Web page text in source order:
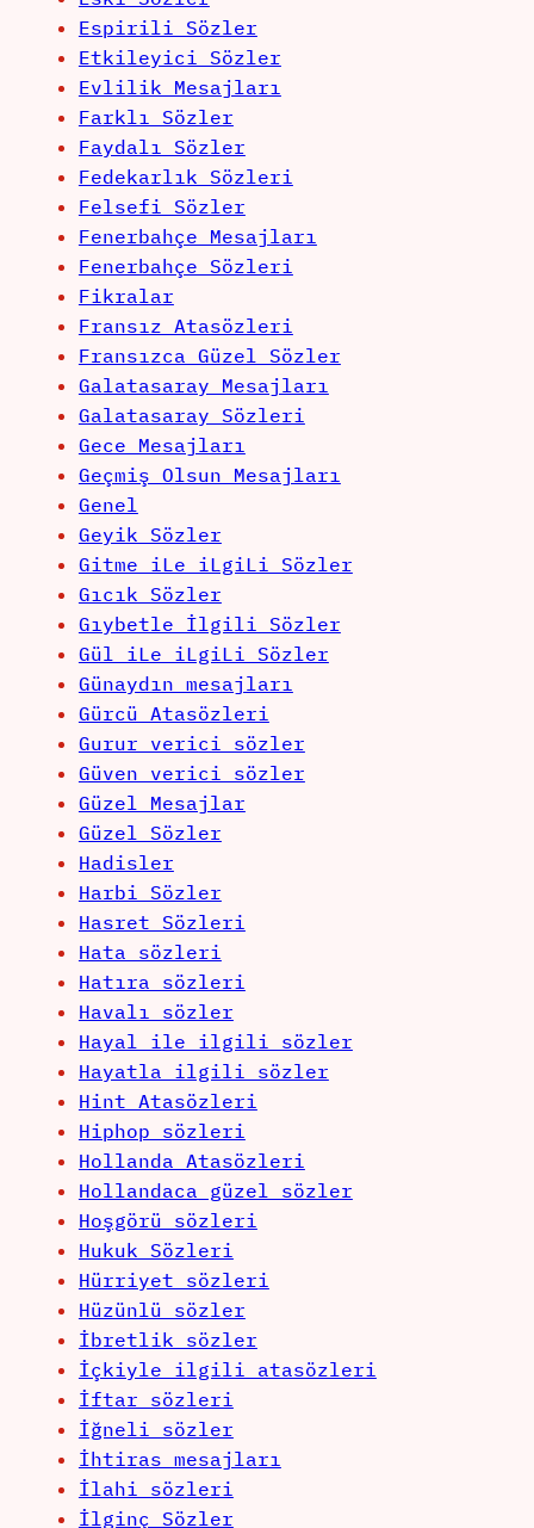
Espirili Sözler
Etkileyici Sözler
Evlilik Mesajları
Farklı Sözler
Faydalı Sözler
Fedekarlık Sözleri
Felsefi Sözler
Fenerbahçe Mesajları
Fenerbahçe Sözleri
Fikralar
Fransız Atasözleri
Fransızca Güzel Sözler
Galatasaray Mesajları
Galatasaray Sözleri
Gece Mesajları
Geçmiş Olsun Mesajları
Genel
Geyik Sözler
Gitme iLe iLgiLi Sözler
Gıcık Sözler
Gıybetle İlgili Sözler
Gül iLe iLgiLi Sözler
Günaydın mesajları
Gürcü Atasözleri
Gurur verici sözler
Güven verici sözler
Güzel Mesajlar
Güzel Sözler
Hadisler
Harbi Sözler
Hasret Sözleri
Hata sözleri
Hatıra sözleri
Havalı sözler
Hayal ile ilgili sözler
Hayatla ilgili sözler
Hint Atasözleri
Hiphop sözleri
Hollanda Atasözleri
Hollandaca güzel sözler
Hoşgörü sözleri
Hukuk Sözleri
Hürriyet sözleri
Hüzünlü sözler
İbretlik sözler
İçkiyle ilgili atasözleri
İftar sözleri
İğneli sözler
İhtiras mesajları
İlahi sözleri
İlginç Sözler